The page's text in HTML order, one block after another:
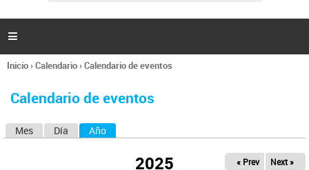
l
s

Se
usted
Inicio›Calendario›Calendario de eventos
Calendario de eventos
Mes Día Año
2025 « Prev Next »